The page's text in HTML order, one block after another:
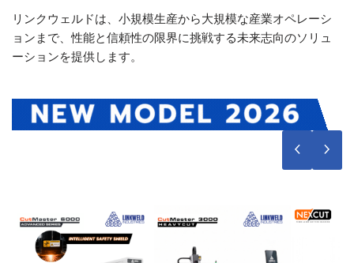
リンクウェルドは、小規模生産から大規模な産業オペレーシ
ョンまで、性能と信頼性の限界に挑戦する未来志向のソリュ
ーションを提供します。